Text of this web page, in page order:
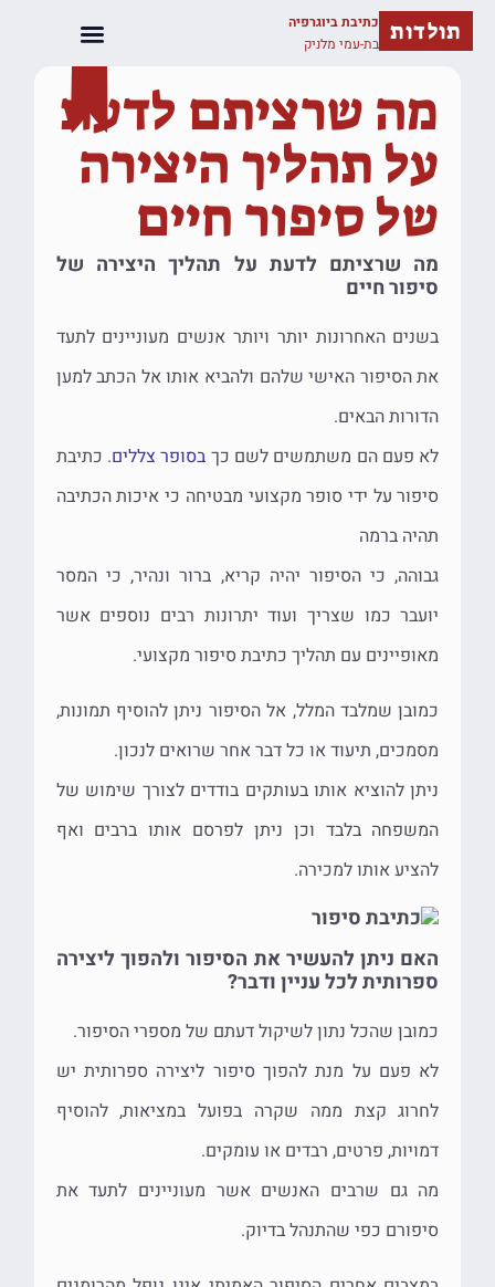
תולדות
כתיבת ביוגרפיה
בת-עמי מלניק
מה שרציתם לדעת
על תהליך היצירה
של סיפור חיים
מה שרציתם לדעת על תהליך היצירה של
סיפור חיים
בשנים האחרונות יותר ויותר אנשים מעוניינים לתעד
את הסיפור האישי שלהם ולהביא אותו אל הכתב למען
הדורות הבאים.
לא פעם הם משתמשים לשם כך בסופר צללים. כתיבת
סיפור על ידי סופר מקצועי מבטיחה כי איכות הכתיבה
תהיה ברמה
גבוהה, כי הסיפור יהיה קריא, ברור ונהיר, כי המסר
יועבר כמו שצריך ועוד יתרונות רבים נוספים אשר
מאופיינים עם תהליך כתיבת סיפור מקצועי.
כמובן שמלבד המלל, אל הסיפור ניתן להוסיף תמונות,
מסמכים, תיעוד או כל דבר אחר שרואים לנכון.
ניתן להוציא אותו בעותקים בודדים לצורך שימוש של
המשפחה בלבד וכן ניתן לפרסם אותו ברבים ואף
להציע אותו למכירה.
האם ניתן להעשיר את הסיפור ולהפוך ליצירה
ספרותית לכל עניין ודבר?
כמובן שהכל נתון לשיקול דעתם של מספרי הסיפור.
לא פעם על מנת להפוך סיפור ליצירה ספרותית יש
לחרוג קצת ממה שקרה בפועל במציאות, להוסיף
דמויות, פרטים, רבדים או עומקים.
מה גם שרבים האנשים אשר מעוניינים לתעד את
סיפורם כפי שהתנהל בדיוק.